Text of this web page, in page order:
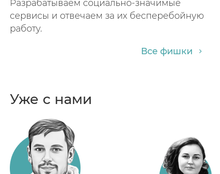
Разрабатываем социально-значимые
сервисы и отвечаем за их бесперебойную
работу.
Все фишки
Уже с нами